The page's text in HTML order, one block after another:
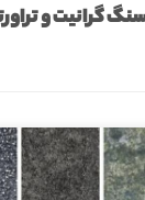
گرانیت و